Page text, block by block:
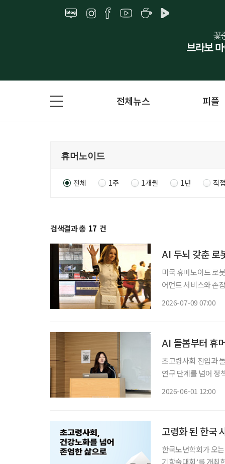
전체뉴스 피플
전체 1주 1개월 1년 직
검색결과 총 17 건
AI 두뇌 갖춘 로
미국 휴머노이드 로
어먼트 서비스와 손
2026-07-09 07:00
AI 돌봄부터 휴
초고령사회 진입과
연구 단계를 넘어 정
2026-06-01 12:00
고령화 된 한국
한국노년학회가 오
기학술대회’를 개최